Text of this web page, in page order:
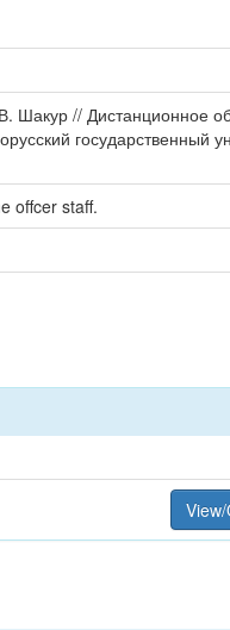
Шакур // Дистанционное
государственный
offcer staff.